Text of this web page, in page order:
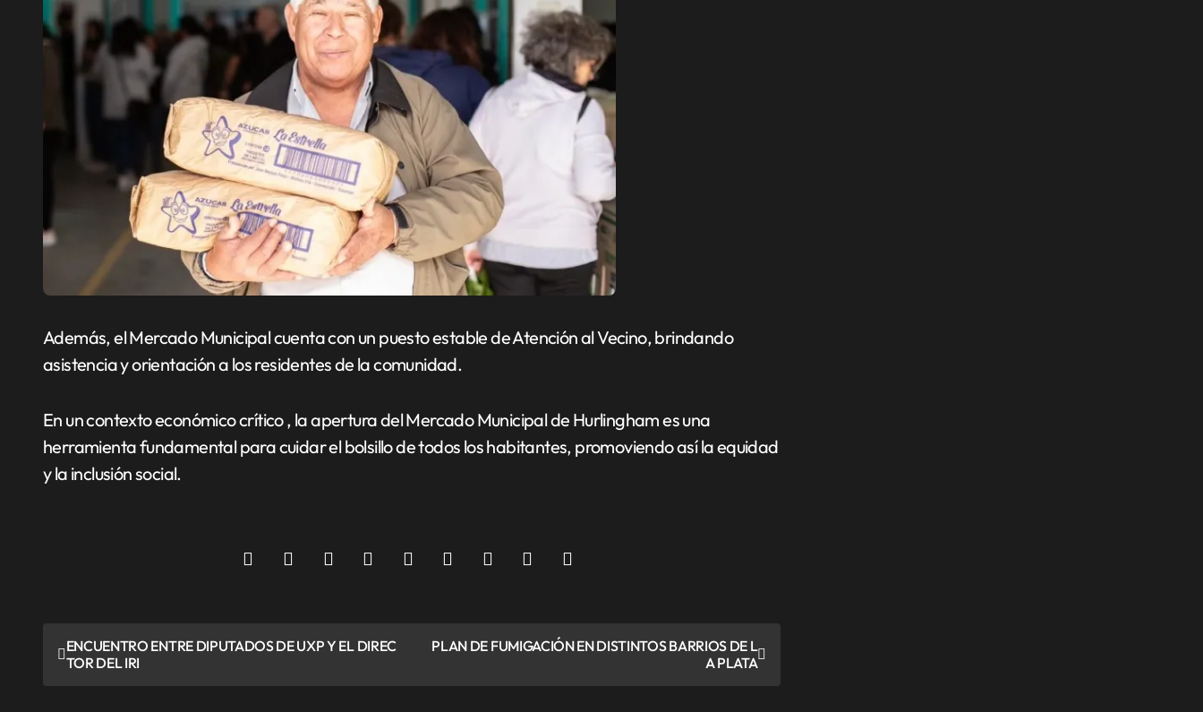
Además, el Mercado Municipal cuenta con un puesto estable de Atención al Vecino, brindando
asistencia y orientación a los residentes de la comunidad.
En un contexto económico crítico , la apertura del Mercado Municipal de Hurlingham es una
herramienta fundamental para cuidar el bolsillo de todos los habitantes, promoviendo así la equidad
y la inclusión social.
N ENCUENTRO ENTRE DIPUTADOS DE UXP Y EL DIREC
TOR DEL IRI
PLAN DE FUMIGACIÓN EN DISTINTOS BARRIOS DE L
A PLATA